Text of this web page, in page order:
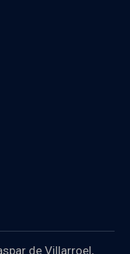
de Villarroel,